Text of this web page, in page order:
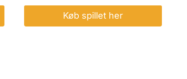
Køb spillet her